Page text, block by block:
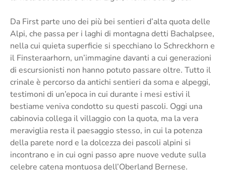
Da First parte uno dei più bei sentieri d’alta quota delle
Alpi, che passa per i laghi di montagna detti Bachalpsee,
nella cui quieta superficie si specchiano lo Schreckhorn e
il Finsteraarhorn, un’immagine davanti a cui generazioni
di escursionisti non hanno potuto passare oltre. Tutto il
crinale è percorso da antichi sentieri da soma e alpeggi,
testimoni di un’epoca in cui durante i mesi estivi il
bestiame veniva condotto su questi pascoli. Oggi una
cabinovia collega il villaggio con la quota, ma la vera
meraviglia resta il paesaggio stesso, in cui la potenza
della parete nord e la dolcezza dei pascoli alpini si
incontrano e in cui ogni passo apre nuove vedute sulla
celebre catena montuosa dell’Oberland Bernese.